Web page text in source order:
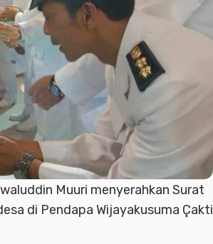
Muuri menyerahkan Surat
di Pendapa Wijayakusuma Çakti